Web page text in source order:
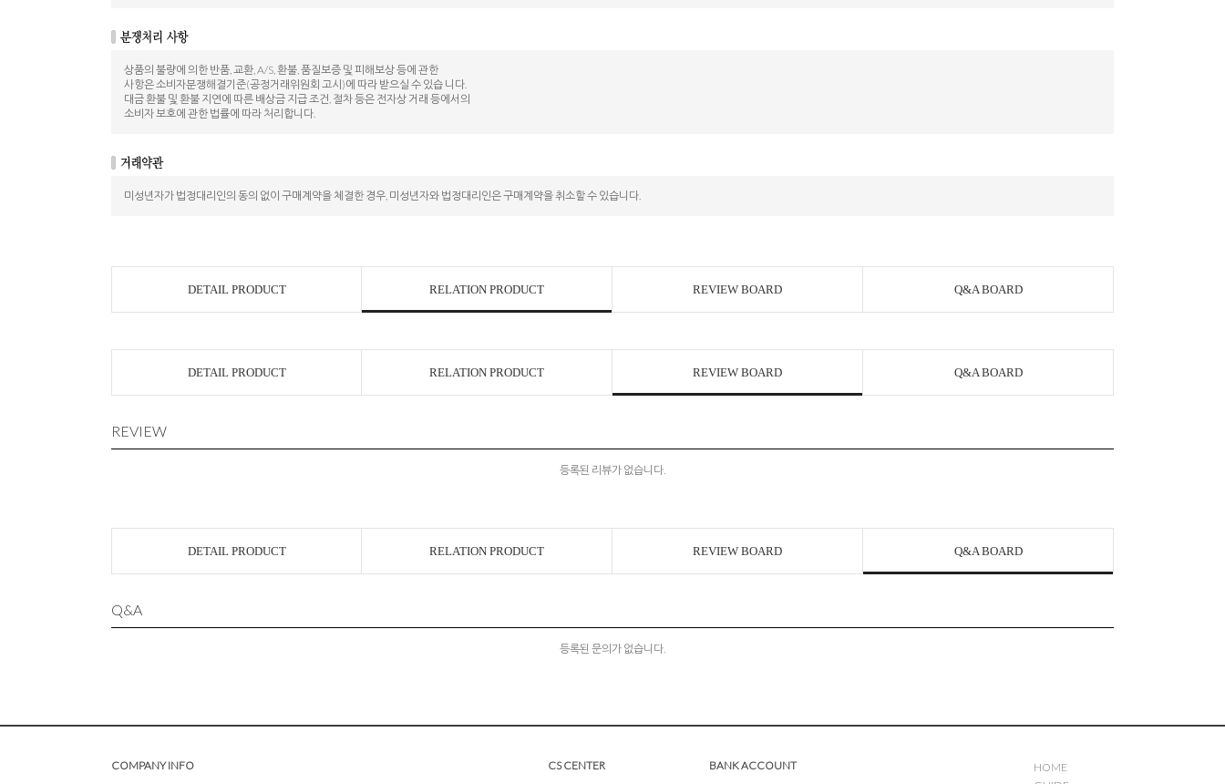
상품의 불량에 의한 반품, 교환, A/S, 환불, 품질보증 및 피해보상 등에 관한
사항은 소비자분쟁해결기준(공정거래위원회 고시)에 따라 받으실 수 있습 니다.
대금 환불 및 환불 지연에 따른 배상금 지급 조건, 절차 등은 전자상 거래 등에서의
소비자 보호에 관한 법률에 따라 처리합니다.
미성년자가 법정대리인의 동의 없이 구매계약을 체결한 경우, 미성년자와 법정대리인은 구매계약을 취소할 수 있습니다.
DETAIL PRODUCT RELATION PRODUCT REVIEW BOARD Q&A BOARD
DETAIL PRODUCT RELATION PRODUCT REVIEW BOARD Q&A BOARD
REVIEW
등록된 리뷰가 없습니다.
DETAIL PRODUCT RELATION PRODUCT REVIEW BOARD Q&A BOARD
Q&A
등록된 문의가 없습니다.
COMPANY INFO CS CENTER BANK ACCOUNT
HOME